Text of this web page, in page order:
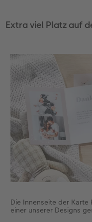
Extra viel Platz auf
Die Innenseite der
einer unserer Designs